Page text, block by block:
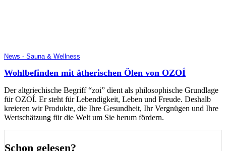
News - Sauna & Wellness
Wohlbefinden mit ätherischen Ölen von OZOÍ
Der altgriechische Begriff “zoi” dient als philosophische Grundlage
für OZOÍ. Er steht für Lebendigkeit, Leben und Freude. Deshalb
kreieren wir Produkte, die Ihre Gesundheit, Ihr Vergnügen und Ihre
Wertschätzung für die Welt um Sie herum fördern.
Schon gelesen?